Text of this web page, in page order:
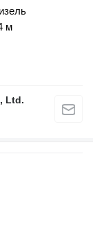
м
Ltd.